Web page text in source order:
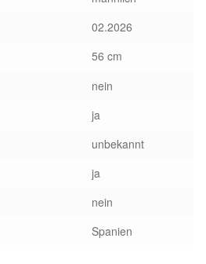
02.2026
56 cm
nein
ja
unbekannt
ja
nein
Spanien